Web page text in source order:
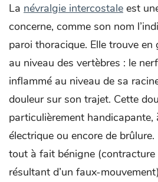
La névralgie intercostale est
concerne, comme son nom
paroi thoracique. Elle trouve
au niveau des vertèbres : le
inflammé au niveau de sa
douleur sur son trajet. Cette
particulièrement handicapante,
électrique ou encore de
tout à fait bénigne (contracture
résultant d’un faux-